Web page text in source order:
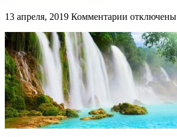
13 апреля, 2019 Комментарии к
Какую
текстуру
фотообоев
выбрать
себе
комнату
отключены